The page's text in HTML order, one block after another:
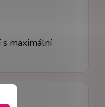
maximální